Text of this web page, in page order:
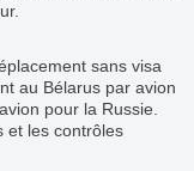
sans visa
au Bélarus par avion
pour la Russie.
et les contrôles